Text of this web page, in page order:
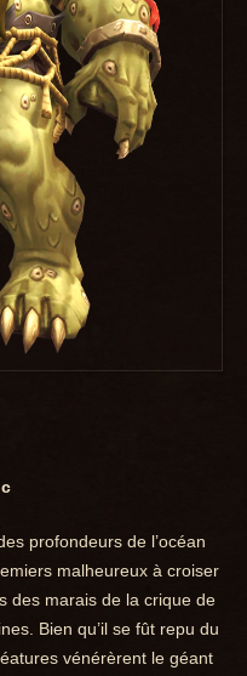
profondeurs de l’océan
malheureux à croiser
des marais de la crique de
Bien qu’il se fût repu du
vénérèrent le géant